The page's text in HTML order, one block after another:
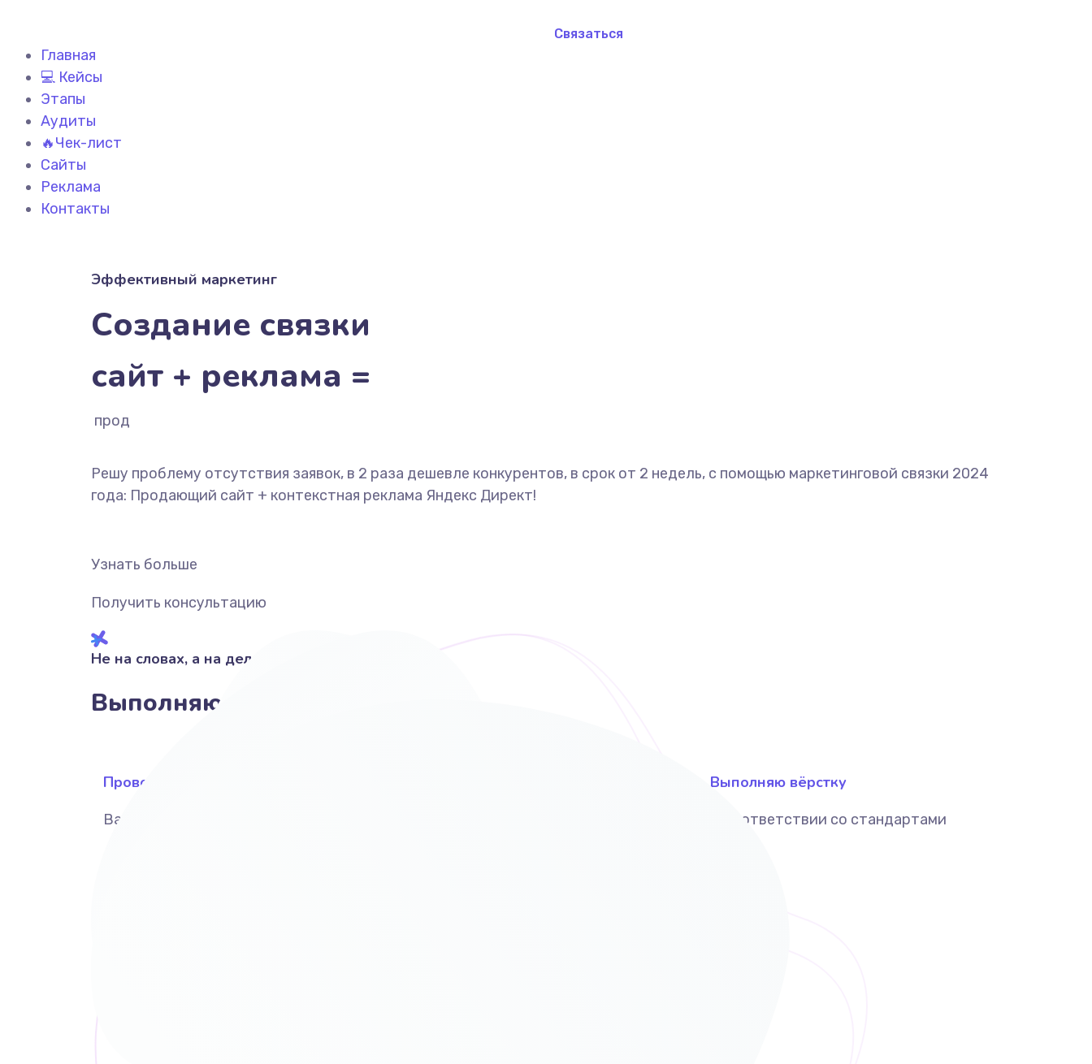
Главная
💻 Кейсы
Этапы
Аудиты
🔥Чек-лист
Сайты
Реклама
Контакты
Связаться
Эффективный маркетинг
Создание связки
сайт + реклама =
продажи
Решу проблему отсутствия заявок, в 2 раза дешевле конкурентов, в срок от 2 недель, с помощью маркетинговой связки 2024
года: Продающий сайт + контекстная реклама Яндекс Директ!
Узнать больше
Получить консультацию
Не на словах, а на деле!
Выполняю своими руками:
Провожу исследование
Вашего бизнеса, рынка и конкурентов
Выполняю вёрстку
В соответствии со стандартами